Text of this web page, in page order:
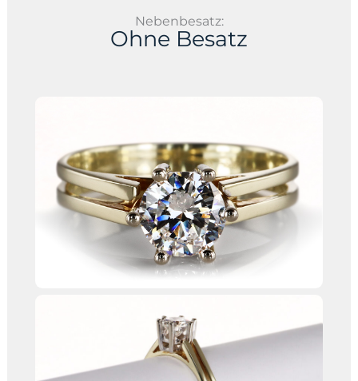
Nebenbesatz:
Ohne Besatz